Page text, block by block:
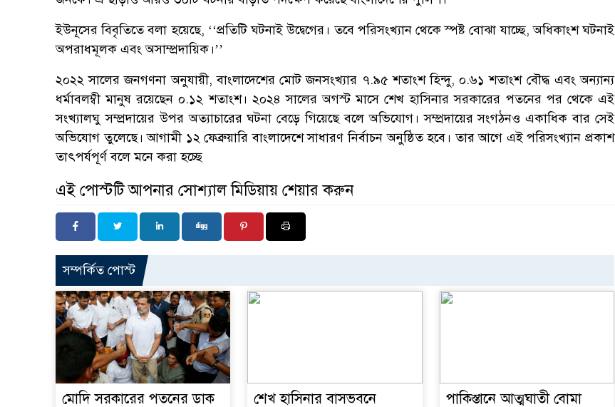
ইউনূসের বিবৃতিতে বলা হয়েছে, ‘‘প্রতিটি ঘটনাই উদ্বেগের। তবে পরিসংখ্যান থেকে স্পষ্ট বোঝা যাচ্ছে, অধিকাংশ ঘটনাই
অপরাধমূলক এবং অসাম্প্রদায়িক।’’
২০২২ সালের জনগণনা অনুযায়ী, বাংলাদেশের মোট জনসংখ্যার ৭.৯৫ শতাংশ হিন্দু, ০.৬১ শতাংশ বৌদ্ধ এবং অন্যান্য
ধর্মাবলম্বী মানুষ রয়েছেন ০.১২ শতাংশ। ২০২৪ সালের অগস্ট মাসে শেখ হাসিনার সরকারের পতনের পর থেকে এই
সংখ্যালঘু সম্প্রদায়ের উপর অত্যাচারের ঘটনা বেড়ে গিয়েছে বলে অভিযোগ। সম্প্রদায়ের সংগঠনও একাধিক বার সেই
অভিযোগ তুলেছে। আগামী ১২ ফেব্রুয়ারি বাংলাদেশে সাধারণ নির্বাচন অনুষ্ঠিত হবে। তার আগে এই পরিসংখ্যান প্রকাশ
তাৎপর্যপূর্ণ বলে মনে করা হচ্ছে
এই পোস্টটি আপনার সোশ্যাল মিডিয়ায় শেয়ার করুন
সম্পর্কিত পোস্ট
মোদি সরকারের পতনের ডাক
শেখ হাসিনার বাসভবনে
পাকিস্তানে আত্মঘাতী বোমা